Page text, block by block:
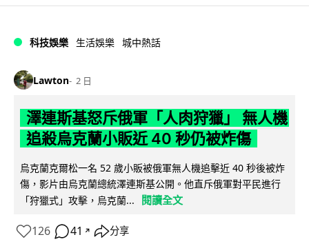
科技娛樂 生活娛樂 城中熱話
Lawton 2 日
澤連斯基怒斥俄軍「人肉狩獵」 無人機
追殺烏克蘭小販近 40 秒仍被炸傷
烏克蘭克爾松一名 52 歲小販被俄軍無人機追擊近 40 秒後被炸
傷，影片由烏克蘭總統澤連斯基公開。他直斥俄軍對平民進行
「狩獵式」攻擊，烏克蘭...
閱讀全文
126 41 ↗ 分享